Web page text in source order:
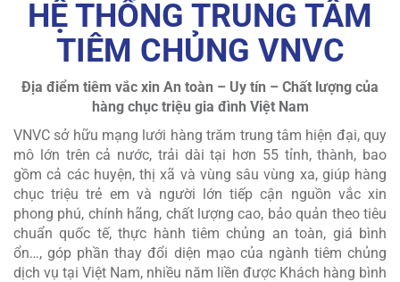
HỆ THỐNG TRUNG TÂM
TIÊM CHỦNG VNVC
Địa điểm tiêm vắc xin An toàn – Uy tín – Chất lượng của
hàng chục triệu gia đình Việt Nam
VNVC sở hữu mạng lưới hàng trăm trung tâm hiện đại, quy
mô lớn trên cả nước, trải dài tại hơn 55 tỉnh, thành, bao
gồm cả các huyện, thị xã và vùng sâu vùng xa, giúp hàng
chục triệu trẻ em và người lớn tiếp cận nguồn vắc xin
phong phú, chính hãng, chất lượng cao, bảo quản theo tiêu
chuẩn quốc tế, thực hành tiêm chủng an toàn, giá bình
ổn…, góp phần thay đổi diện mạo của ngành tiêm chủng
dịch vụ tại Việt Nam, nhiều năm liền được Khách hàng bình